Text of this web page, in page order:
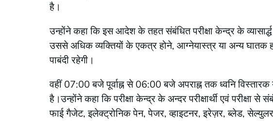
है।
उन्होंने कहा कि इस आदेश के तहत संबंधित परीक्षा केन्द्र के
उससे अधिक व्यक्तियों के एकत्र होने, आग्नेयास्त्र या अन्य घातक
पाबंदी रहेगी।
वहीं 07:00 बजे पूर्वाह्न से 06:00 बजे अपराह्न तक ध्वनि विस्तारक
है।उन्होंने कहा कि परीक्षा केन्द्र के अन्दर परीक्षार्थी एवं परीक्षा
फाई गैजेट, इलेक्ट्रोनिक पेन, पेजर, व्हाइटनर, इरेज़र, ब्लेड,